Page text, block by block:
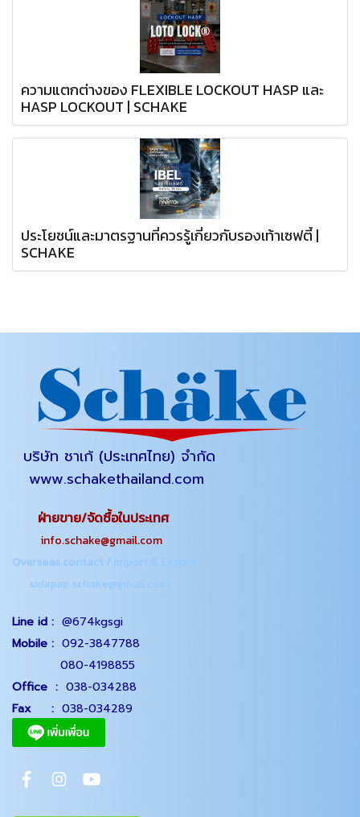
ความแตกต่างของ FLEXIBLE LOCKOUT HASP และ
HASP LOCKOUT | SCHAKE
ประโยชน์และมาตรฐานที่ควรรู้เกี่ยวกับรองเท้าเซฟตี้ |
SCHAKE
บริษัท ชาเก้ (ประเทศไทย) จำกัด
www.schakethailand.com
ฝ่ายขาย/จัดซื้อในประเทศ
info.schake@gmail.com
Overseas contact / Import & Export
sidapap.schake@gmail.com
Line id : @674kgsgi
Mobile : 092-3847788
080-4198855
Office : 038-034288
Fax : 038-034289